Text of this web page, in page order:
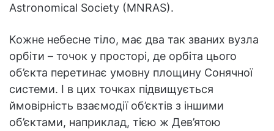
Astronomical Society (MNRAS).
Кожне небесне тіло, має два так званих вузла
орбіти – точок у просторі, де орбіта цього
об’єкта перетинає умовну площину Сонячної
системи. І в цих точках підвищується
ймовірність взаємодії об’єктів з іншими
об’єктами, наприклад, тією ж Дев’ятою